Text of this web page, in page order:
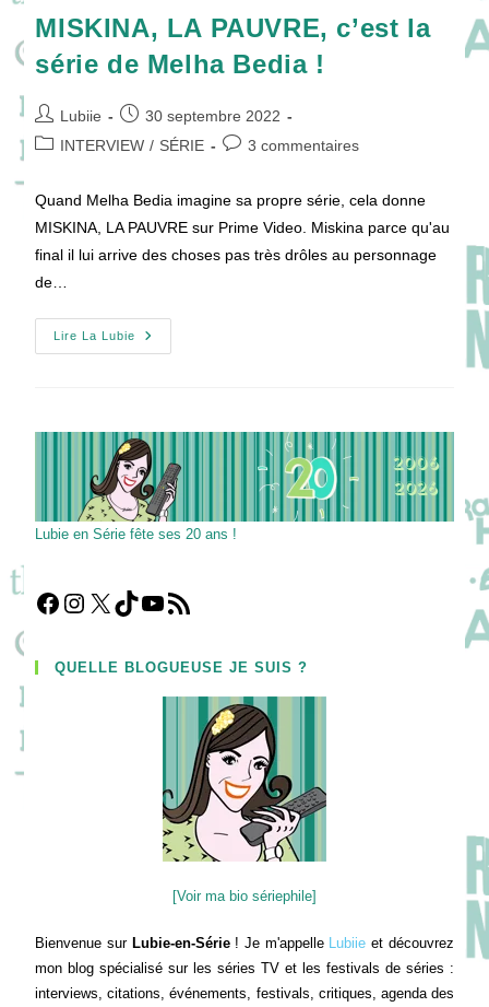
MISKINA, LA PAUVRE, c’est la
série de Melha Bedia !
Auteur/autrice
de
Lubiie
Publication
publiée :
30 septembre 2022
PostINTERVIEW / SÉRIE
Commentaires
publication :
3 commentaires
Quand Melha Bedia imagine sa propre série, cela donne
MISKINA, LA PAUVRE sur Prime Video. Miskina parce qu'au
final il lui arrive des choses pas très drôles au personnage
de…
Lire La Lubie
MISKINA,
LA
De
Melha
Bedia
!
Lubie en Série fête ses 20 ans !
Facebook
Instagram
X TikTokYouTube
Flux RSS
QUELLE BLOGUEUSE JE SUIS ?
[Voir ma bio sériephile]
Bienvenue sur Lubie-en-Série! Je m'appelle Lubiie et découvrez
mon blog spécialisé sur les séries TV et les festivals de séries :
interviews, citations, événements, festivals, critiques, agenda des